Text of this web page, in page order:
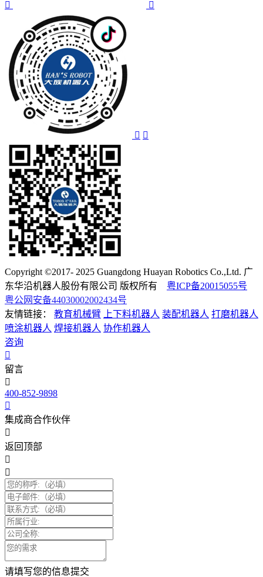
Copyright ©2017- 2025 Guangdong Huayan Robotics Co.,Ltd. 广
东华沿机器人股份有限公司 版权所有 粤ICP备20015055号
粤公网安备44030002002434号
友情链接：
教育机械臂 上下料机器人 装配机器人 打磨机器人
喷涂机器人 焊接机器人 协作机器人
咨询
留言
400-852-9898
集成商合作伙伴
返回顶部
请填写您的信息提交